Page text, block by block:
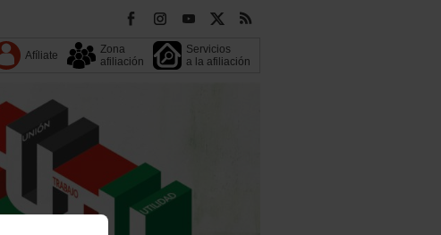
Afíliate
Zona
afiliación
Servicios
a la afiliación